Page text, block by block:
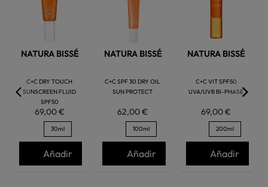
NATURA BISSÉ
C+C DRY TOUCH
SUNSCREEN FLUID
SPF50
69,00 €
30ml
Añadir
NATURA BISSÉ
C+C SPF 30 DRY OIL
SUN PROTECT
62,00 €
100ml
Añadir
NATURA BISSÉ
C+C VIT SPF50
UVA/UVB BI-PHASE
69,00 €
200ml
Añadir